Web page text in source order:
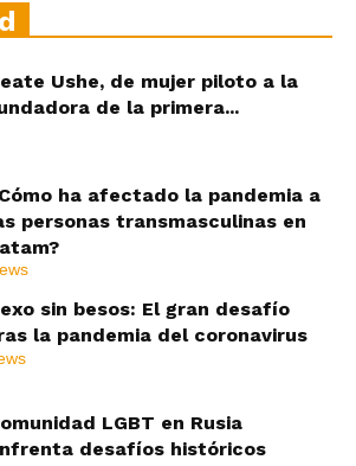
Ushe, de mujer piloto a la
de la primera...
ha afectado la pandemia a
personas transmasculinas en
sin besos: El gran desafío
la pandemia del coronavirus
LGBT en Rusia
desafíos históricos